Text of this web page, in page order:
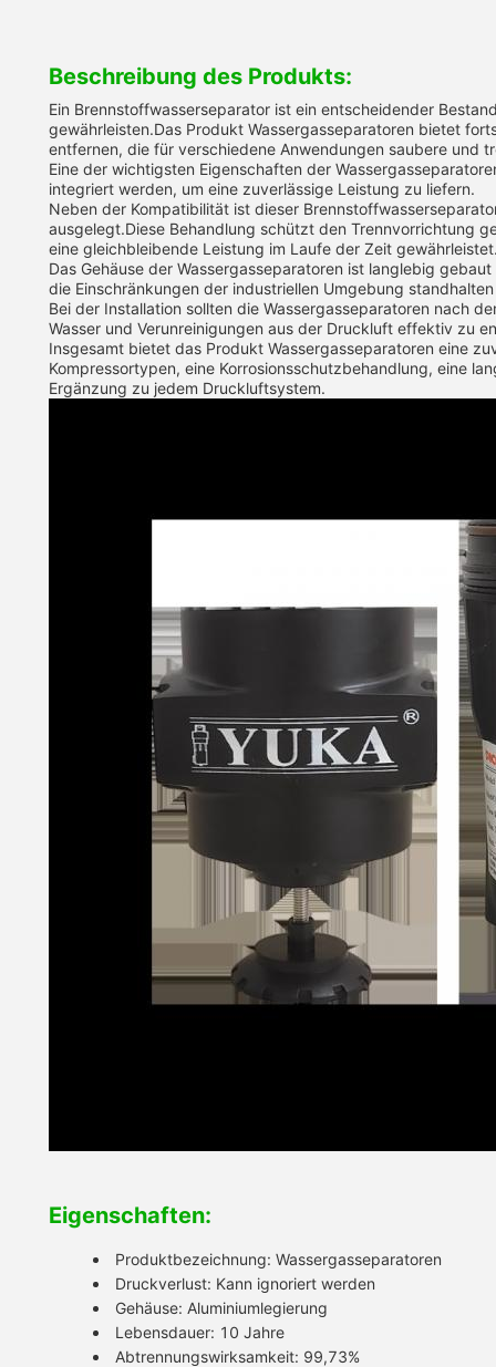
Beschreibung des Produkts:
Ein Brennstoffwasserseparator ist ein entscheidender
gewährleisten.Das Produkt Wassergasseparatoren bietet
entfernen, die für verschiedene Anwendungen saubere und
Eine der wichtigsten Eigenschaften der
integriert werden, um eine zuverlässige Leistung zu liefern.
Neben der Kompatibilität ist dieser
ausgelegt.Diese Behandlung schützt den Trennvorrichtung
eine gleichbleibende Leistung im Laufe der Zeit
Das Gehäuse der Wassergasseparatoren ist langlebig
die Einschränkungen der industriellen Umgebung
Bei der Installation sollten die Wassergasseparatoren nach
Wasser und Verunreinigungen aus der Druckluft effektiv zu
Insgesamt bietet das Produkt Wassergasseparatoren eine
Kompressortypen, eine Korrosionsschutzbehandlung, eine
Ergänzung zu jedem Druckluftsystem.
Eigenschaften:
Produktbezeichnung: Wassergasseparatoren
Druckverlust: Kann ignoriert werden
Gehäuse: Aluminiumlegierung
Lebensdauer: 10 Jahre
Abtrennungswirksamkeit: 99,73%